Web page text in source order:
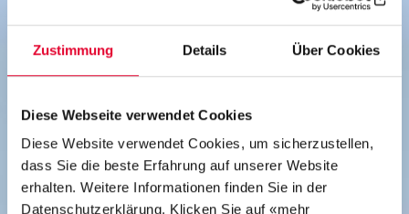
Zustimmung Details Über Cookies
Diese Webseite verwendet Cookies
Diese Website verwendet Cookies, um sicherzustellen,
dass Sie die beste Erfahrung auf unserer Website
erhalten. Weitere Informationen finden Sie in der
Datenschutzerklärung. Klicken Sie auf «mehr